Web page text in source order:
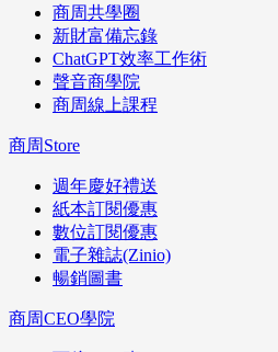
商周共學圈
新財富備忘錄
ChatGPT效率工作術
聲音商學院
商周線上課程
商周Store
週年慶好禮送
紙本訂閱優惠
數位訂閱優惠
電子雜誌(Zinio)
暢銷圖書
商周CEO學院